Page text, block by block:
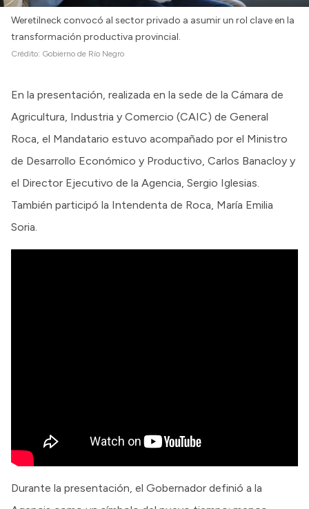
Weretilneck convocó al sector privado a asumir un rol clave en la
transformación productiva provincial.
Crédito: Gobierno de Río Negro
En la presentación, realizada en la sede de la Cámara de
Agricultura, Industria y Comercio (CAIC) de General
Roca, el Mandatario estuvo acompañado por el Ministro
de Desarrollo Económico y Productivo, Carlos Banacloy y
el Director Ejecutivo de la Agencia, Sergio Iglesias.
También participó la Intendenta de Roca, María Emilia
Soria.
Durante la presentación, el Gobernador definió a la